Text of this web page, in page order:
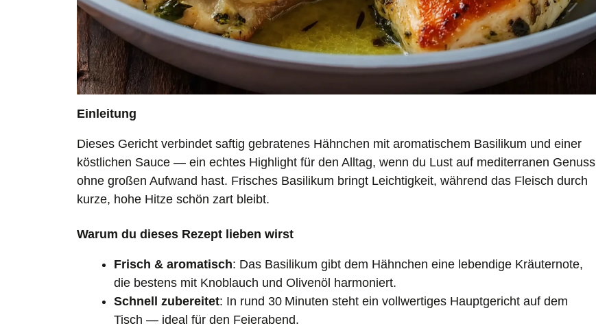
Einleitung
Dieses Gericht verbindet saftig gebratenes Hähnchen mit aromatischem Basilikum und einer
köstlichen Sauce — ein echtes Highlight für den Alltag, wenn du Lust auf mediterranen Genuss
ohne großen Aufwand hast. Frisches Basilikum bringt Leichtigkeit, während das Fleisch durch
kurze, hohe Hitze schön zart bleibt.
Warum du dieses Rezept lieben wirst
Frisch & aromatisch: Das Basilikum gibt dem Hähnchen eine lebendige Kräuternote,
die bestens mit Knoblauch und Olivenöl harmoniert.
Schnell zubereitet: In rund 30 Minuten steht ein vollwertiges Hauptgericht auf dem
Tisch — ideal für den Feierabend.